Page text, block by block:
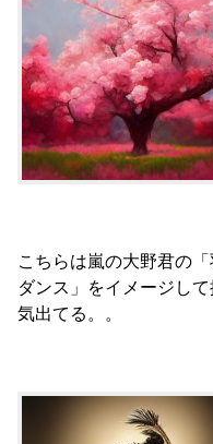
こちらは嵐の大野君の
ダンス」をイメージし
気出てる。。